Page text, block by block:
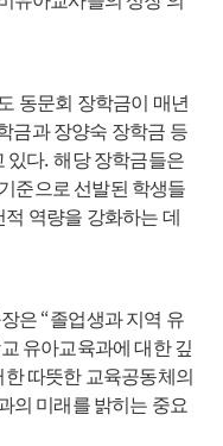
동문회 장학금이 매년
금과 장양숙 장학금 등
있다.해당 장학금들은
준으로 선발된 학생들
역량을 강화하는 데
은 “졸업생과 지역 유
유아교육과에 대한 깊
한 따뜻한 교육공동체의
의 미래를 밝히는 중요